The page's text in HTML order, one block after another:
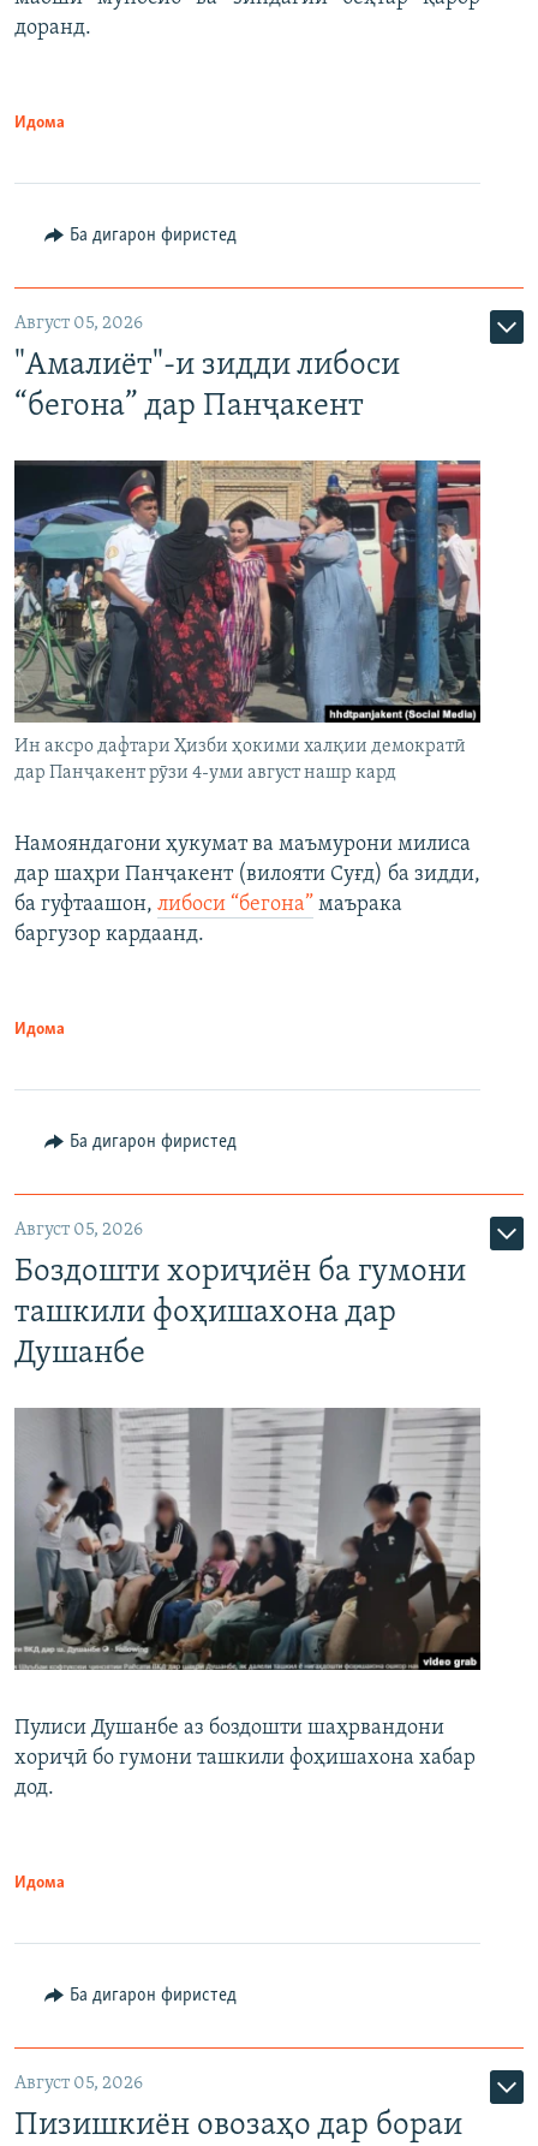
доранд.
Идома
Ба дигарон фиристед
Август 05, 2026
"Амалиёт"-и зидди либоси
“бегона” дар Панҷакент
Ин аксро дафтари Ҳизби ҳокими халқии демократӣ
дар Панҷакент рӯзи 4-уми август нашр кард
Намояндагони ҳукумат ва маъмурони милиса
дар шаҳри Панҷакент (вилояти Суғд) ба зидди,
ба гуфтаашон, либоси “бегона” маърака
баргузор кардаанд.
Идома
Ба дигарон фиристед
Август 05, 2026
Боздошти хориҷиён ба гумони
ташкили фоҳишахона дар
Душанбе
Пулиси Душанбе аз боздошти шаҳрвандони
хориҷӣ бо гумони ташкили фоҳишахона хабар
дод.
Идома
Ба дигарон фиристед
Август 05, 2026
Пизишкиён овозаҳо дар бораи